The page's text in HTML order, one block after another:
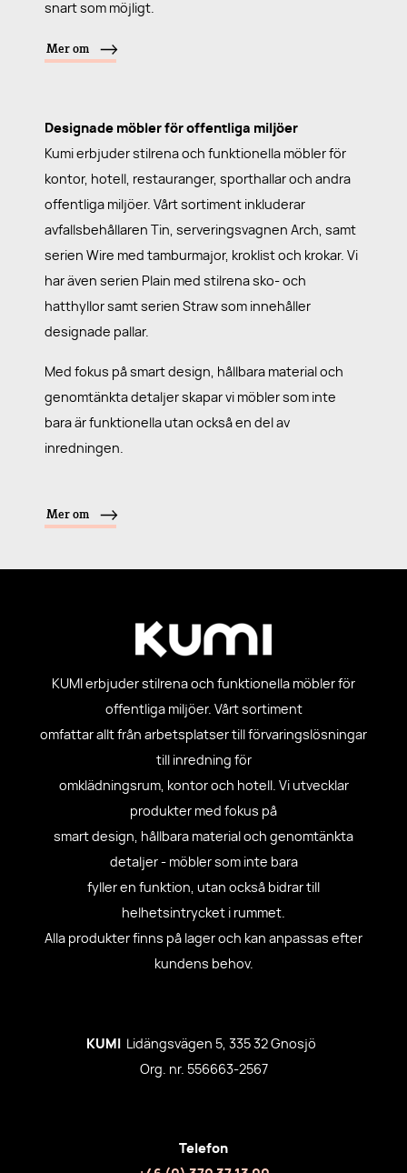
snart som möjligt.
Mer om
Designade möbler för offentliga miljöer
Kumi erbjuder stilrena och funktionella möbler för
kontor, hotell, restauranger, sporthallar och andra
offentliga miljöer. Vårt sortiment inkluderar
avfallsbehållaren Tin, serveringsvagnen Arch, samt
serien Wire med tamburmajor, kroklist och krokar. Vi
har även serien Plain med stilrena sko- och
hatthyllor samt serien Straw som innehåller
designade pallar.
Med fokus på smart design, hållbara material och
genomtänkta detaljer skapar vi möbler som inte
bara är funktionella utan också en del av
inredningen.
Mer om
KUMI erbjuder stilrena och funktionella möbler för
offentliga miljöer. Vårt sortiment
omfattar allt från arbetsplatser till förvaringslösningar
till inredning för
omklädningsrum, kontor och hotell. Vi utvecklar
produkter med fokus på
smart design, hållbara material och genomtänkta
detaljer - möbler som inte bara
fyller en funktion, utan också bidrar till
helhetsintrycket i rummet.
Alla produkter finns på lager och kan anpassas efter
kundens behov.
KUMI
Lidängsvägen 5, 335 32 Gnosjö
Org. nr. 556663-2567
Telefon